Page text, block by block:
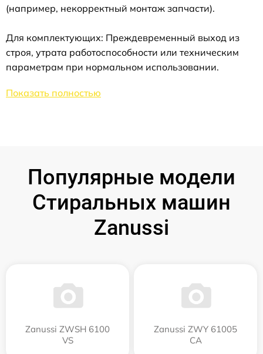
(например, некорректный монтаж запчасти).
Для комплектующих: Преждевременный выход из
строя, утрата работоспособности или техническим
параметрам при нормальном использовании.
Показать полностью
Популярные модели
Стиральных машин
Zanussi
Zanussi ZWSH 6100
VS
Zanussi ZWY 61005
CA